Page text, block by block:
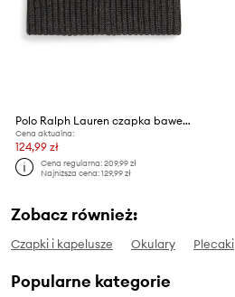
Polo Ralph Lauren czapka bawełniana dziecięca
Cena aktualna:
124,99 zł
Cena regularna:209,99 zł
Najniższa cena:129,99 zł
Zobacz również:
Czapki i kapelusze Okulary Plecaki
Popularne kategorie